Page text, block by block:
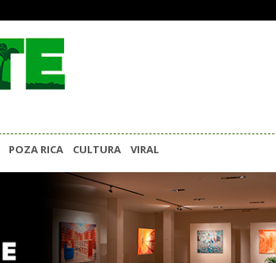
POZA RICA CULTURA VIRAL